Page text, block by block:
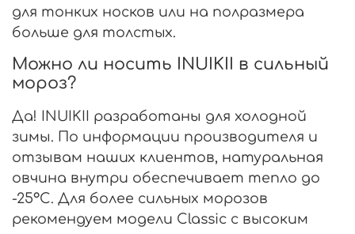
для тонких носков или на полразмера
больше для толстых.
Можно ли носить INUIKII в сильный
мороз?
Да! INUIKII разработаны для холодной
зимы. По информации производителя и
отзывам наших клиентов, натуральная
овчина внутри обеспечивает тепло до
-25°C. Для более сильных морозов
рекомендуем модели Classic с высоким